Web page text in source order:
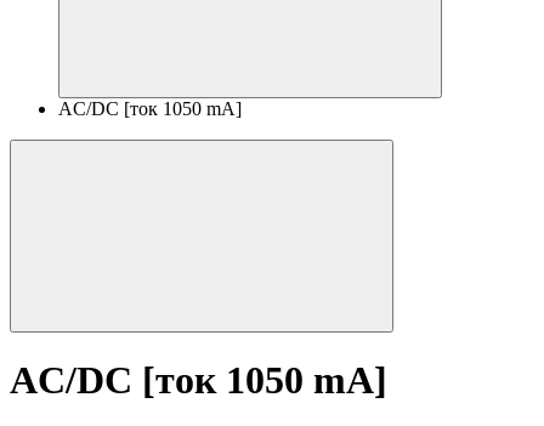
AC/DC [ток 1050 mA]
AC/DC [ток 1050 mA]